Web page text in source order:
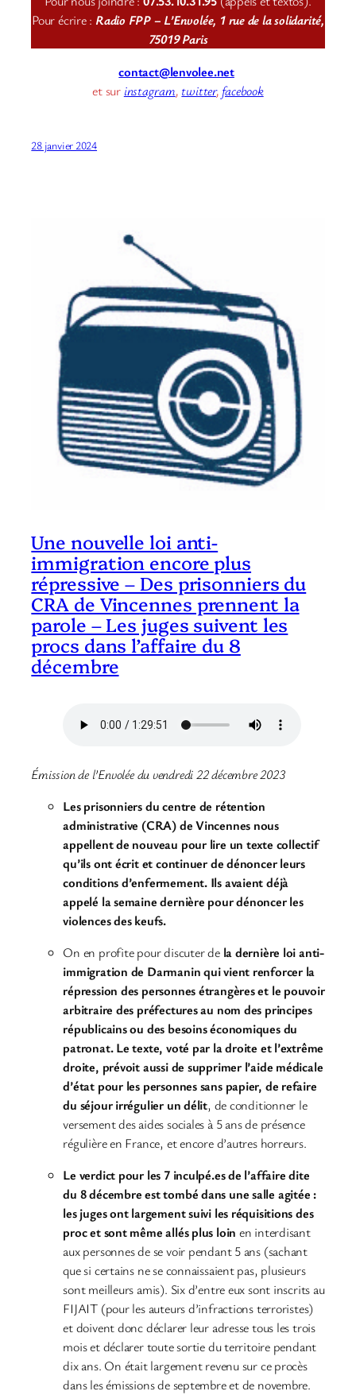
Pour écrire : Radio FPP – L’Envolée, 1 rue de la solidarité,
75019 Paris
contact@lenvolee.net
et sur instagram, twitter, facebook
28 janvier 2024
Une nouvelle loi anti-
immigration encore plus
répressive – Des prisonniers du
CRA de Vincennes prennent la
parole – Les juges suivent les
procs dans l’affaire du 8
décembre
Émission de l’Envolée du vendredi 22 décembre 2023
Les prisonniers du centre de rétention
administrative (CRA) de Vincennes nous
appellent de nouveau pour lire un texte collectif
qu’ils ont écrit et continuer de dénoncer leurs
conditions d’enfermement. Ils avaient déjà
appelé la semaine dernière pour dénoncer les
violences des keufs.
On en profite pour discuter dela dernière loi anti-
immigration de Darmanin qui vient renforcer la
répression des personnes étrangères et le pouvoir
arbitraire des préfectures au nom des principes
républicains ou des besoins économiques du
patronat. Le texte, voté par la droite et l’extrême
droite, prévoit aussi de supprimer l’aide médicale
d’état pour les personnes sans papier, de refaire
du séjour irrégulier un délit, de conditionner le
versement des aides sociales à 5 ans de présence
régulière en France, et encore d’autres horreurs.
Le verdict pour les 7 inculpé.es de l’affaire dite
du 8 décembre est tombé dans une salle agitée :
les juges ont largement suivi les réquisitions des
proc et sont même allés plus loin en interdisant
aux personnes de se voir pendant 5 ans (sachant
que si certains ne se connaissaient pas, plusieurs
sont meilleurs amis). Six d’entre eux sont inscrits au
FIJAIT (pour les auteurs d’infractions terroristes)
et doivent donc déclarer leur adresse tous les trois
mois et déclarer toute sortie du territoire pendant
dix ans. On était largement revenu sur ce procès
dans les émissions de septembre et de novembre.